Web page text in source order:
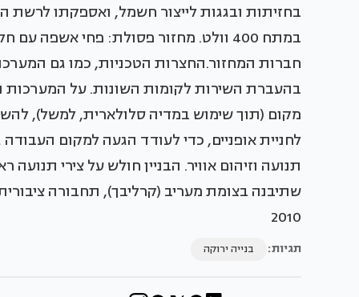
בחזיתות ובגגות לייצור חשמל, ואספקתו
במתח 400 וולט. מחזור פסולת: פחי
חברות המחזור.החצרות הטכניות, כמו גם
בהעברת השירות לקומות השונות. על
מקום (תוך שימוש במדיה סלולארית, למשל), להשגת
לחניית אופניים, כדי לעודד הגעה למקום
תנועה וזיהום אוויר. הבניין חולש על צירי
שתיבנה בצומת מעריב (קרליבך), תחבורה
2010
תגיות: בנייה ירוקה